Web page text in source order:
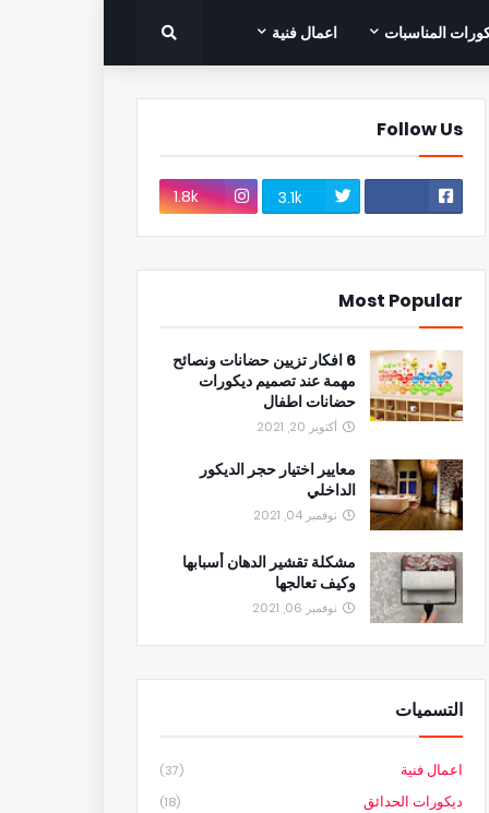
المناسبات اعمال فنية
Follow Us
3.1k
1.8k
Most Popular
6 افكار تزيين حضانات ونصائح
مهمة عند تصميم ديكورات
حضانات اطفال
أكتوبر 20, 2021
معايير اختيار حجر الديكور
الداخلي
نوفمبر 04, 2021
مشكلة تقشير الدهان أسبابها
وكيف تعالجها
نوفمبر 06, 2021
التسميات
اعمال فنية (37)
ديكورات الحدائق (18)